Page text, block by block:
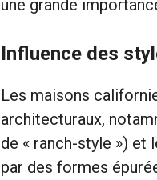
une grande
Influence des
Les maisons
architecturaux,
de « ranch-style ») et
par des formes